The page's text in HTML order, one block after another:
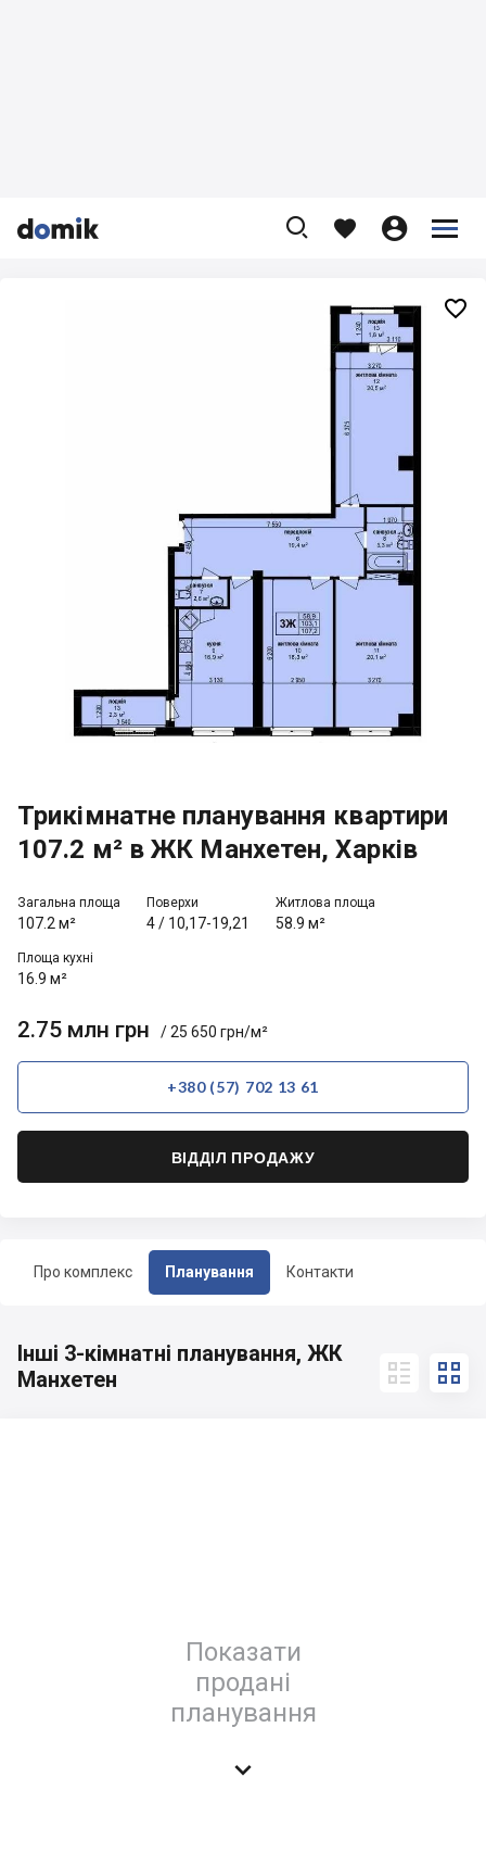


    


Про комплекс Планування Контакти
Трикімнатне планування квартири
107.2 м² в ЖК Манхетен, Харків
Загальна площа
107.2 м²
Поверхи
4/ 10,17-19,21
Житлова площа
58.9 м²
Площа кухні
16.9 м²
2.75 млн грн / 25 650 грн/м²
+380 (57) 702 13 61
ВІДДІЛ ПРОДАЖУ

Інші 3-кімнатні планування, ЖК
Манхетен
 
Показати
продані
планування
